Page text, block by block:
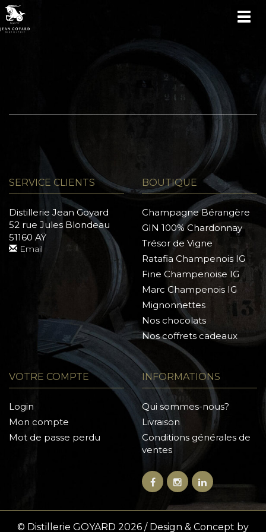
SERVICE CLIENTS
Distillerie Jean Goyard
52 rue Jules Blondeau
51160 AŸ
Email
BOUTIQUE
Champagne Bérangère
GIN 100% Chardonnay
Trésor de Vigne
Ratafia Champenois IG
Fine Champenoise IG
Marc Champenois IG
Mignonnettes
Nos chocolats
Nos coffrets cadeaux
VOTRE COMPTE
Login
Mon compte
Mot de passe perdu
INFORMATIONS
Qui sommes-nous?
Livraison
Conditions générales de
ventes
© Distillerie GOYARD 2026 / Design & Concept by